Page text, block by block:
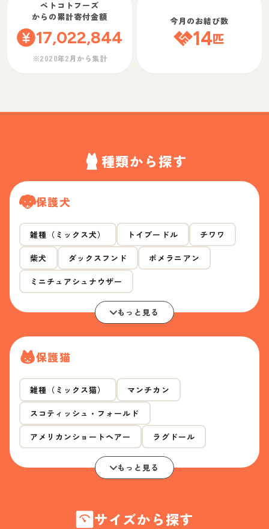
ペトコトフーズ
からの累計寄付金額
17,022,844
※2020年2月から集計
今月のお結び数
14匹
種類から探す
保護犬
雑種（ミックス犬） トイプードル チワワ
柴犬 ダックスフンド ポメラニアン
ミニチュアシュナウザー
もっと見る
保護猫
雑種（ミックス猫） マンチカン
スコティッシュ・フォールド
アメリカンショートヘアー ラグドール
もっと見る
サイズから探す